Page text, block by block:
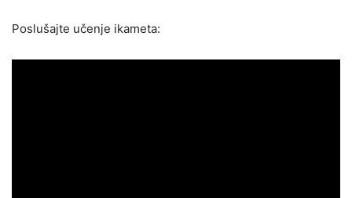
Poslušajte učenje ikameta: